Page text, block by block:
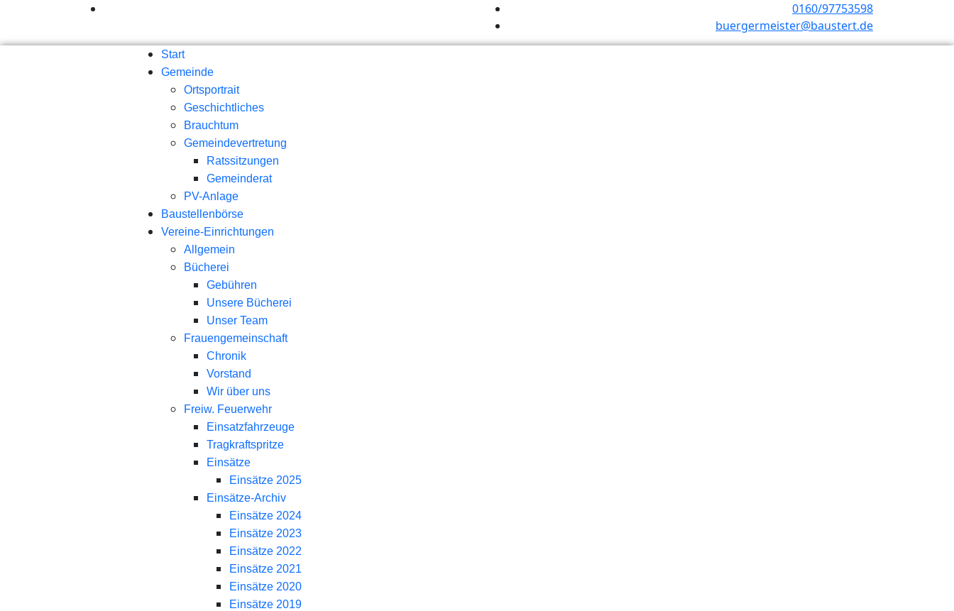
0160/97753598
buergermeister@baustert.de
Start
Gemeinde
Ortsportrait
Geschichtliches
Brauchtum
Gemeindevertretung
Ratssitzungen
Gemeinderat
PV-Anlage
Baustellenbörse
Vereine-Einrichtungen
Allgemein
Bücherei
Gebühren
Unsere Bücherei
Unser Team
Frauengemeinschaft
Chronik
Vorstand
Wir über uns
Freiw. Feuerwehr
Einsatzfahrzeuge
Tragkraftspritze
Einsätze
Einsätze 2025
Einsätze-Archiv
Einsätze 2024
Einsätze 2023
Einsätze 2022
Einsätze 2021
Einsätze 2020
Einsätze 2019